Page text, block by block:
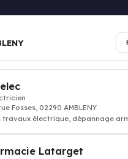
Fosses, 02290 AMBLENY
travaux électrique, dépannage
Latarget